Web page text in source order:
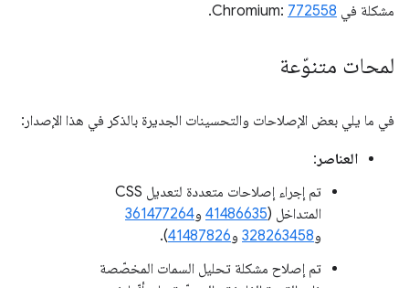
مشكلة في Chromium: 772558
.
لمحات متنوّعة
في ما يلي بعض الإصلاحات والتحسينات الجديرة بالذكر في هذا الإصدار:
العناصر :
تم إجراء إصلاحات متعددة لتعديل CSS
المتداخل (41486635 و361477264
و328263458 و41487826
).
تم إصلاح مشكلة تحليل السمات المخصّصة